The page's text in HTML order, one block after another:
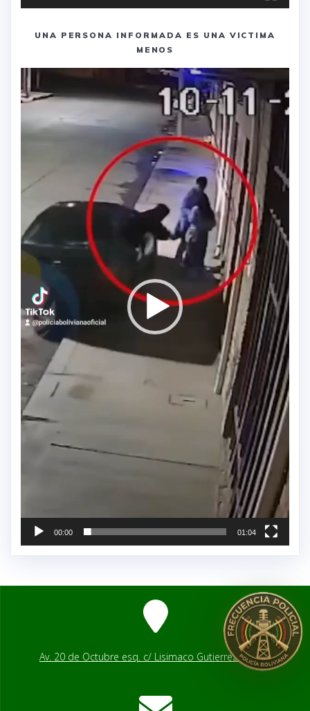
UNA PERSONA INFORMADA ES UNA VICTIMA
MENOS
Reproductor
de
vídeo
00:00 01:04
Av. 20 de Octubre esq. c/ Lisimaco Gutierrez # 2541